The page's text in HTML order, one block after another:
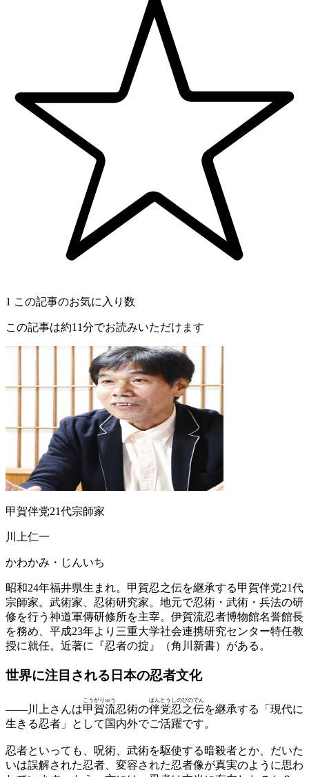
1 この記事のお気に入り数
この記事は約11分でお読みいただけます
甲賀伴党21代宗師家
川上仁一
かわかみ・じんいち
昭和24年福井県生まれ。甲賀忍之伝を継承する甲賀伴党21代
宗師家。武術家、忍術研究家。地元で忍術・武術・兵法の研
修を行う神道軍傳研修所を主宰。伊賀流忍者博物館名誉館長
を務め、平成23年より三重大学社会連携研究センター特任教
授に就任。近著に『忍者の掟』（角川新書）がある。
世界に注目される日本の忍者文化
——川上さんは甲賀流
こうがりゅう
忍術の伴党
ばんとう
忍之伝
しのびのでん
を継承する「現代に
生きる忍者」として国内外でご活躍です。
忍者といっても、呪術、武術を駆使する暗殺者とか、だいた
いは誤解された忍者、変容された忍者像が真実のように思わ